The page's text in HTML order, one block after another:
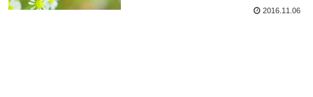
2016.11.06